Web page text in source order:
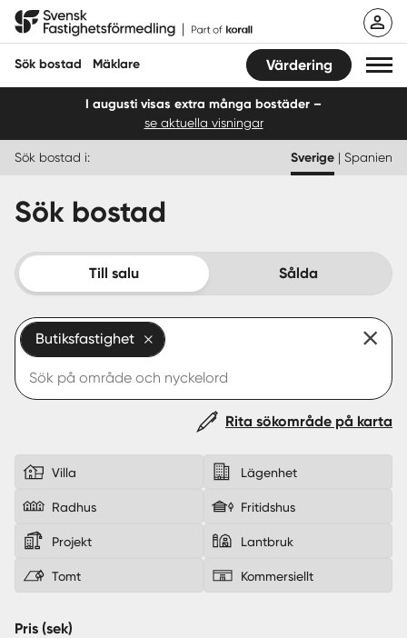
Hoppa
Svensk Fastighetsförmedling
Sök bostad Mäklare Värdering
Sälja
Köpa
Start
Logga in
I augusti visas extra många bostäder –
se aktuella visningar
Sök bostad i: Sverige | Spanien
Sök bostad
Till salu Sålda
Butiksfastighet
Rita sökområde på karta
Villa Lägenhet
Radhus Fritidshus
Projekt Lantbruk
Tomt Kommersiellt
Pris (sek)